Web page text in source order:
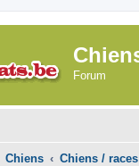
Forum
Chiens Chiens / races